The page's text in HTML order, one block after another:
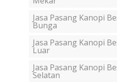
Jasa Pasang Kanopi
Bunga
Jasa Pasang Kanopi
Luar
Jasa Pasang Kanopi
Selatan